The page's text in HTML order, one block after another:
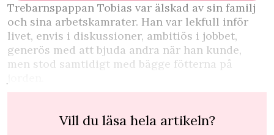
Trebarnspappan Tobias var älskad av sin familj
och sina arbetskamrater. Han var lekfull inför
livet, envis i diskussioner, ambitiös i jobbet,
generös med att bjuda andra när han kunde,
men stod samtidigt med bägge fötterna på
Vill du läsa hela artikeln?